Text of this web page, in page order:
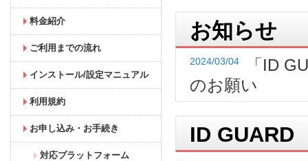
お知らせ
2024/03/04
「ID
のお願い
ID GUARD
料金紹介
ご利用までの流れ
インストール/設定マニュアル
利用規約
お申し込み・お手続き
対応プラットフォーム